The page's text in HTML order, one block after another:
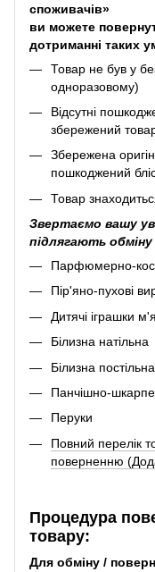
споживачів»
ви можете
дотриманні таких
Товар не був у
одноразовому)
Відсутні
збережений
Збережена
пошкоджений
Товар
Звертаємо вашу
підлягають
Парфюмерно-
Пір'яно-пухові
Дитячі іграшки
Білизна натільна
Білизна постільна
Панчішно-
Перуки
Повний перелік
поверненню
Процедура
товару:
Для обміну /